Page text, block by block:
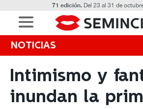
71 edición.Del 23 al 31 de
NOTICIAS
Intimismo y
inundan la